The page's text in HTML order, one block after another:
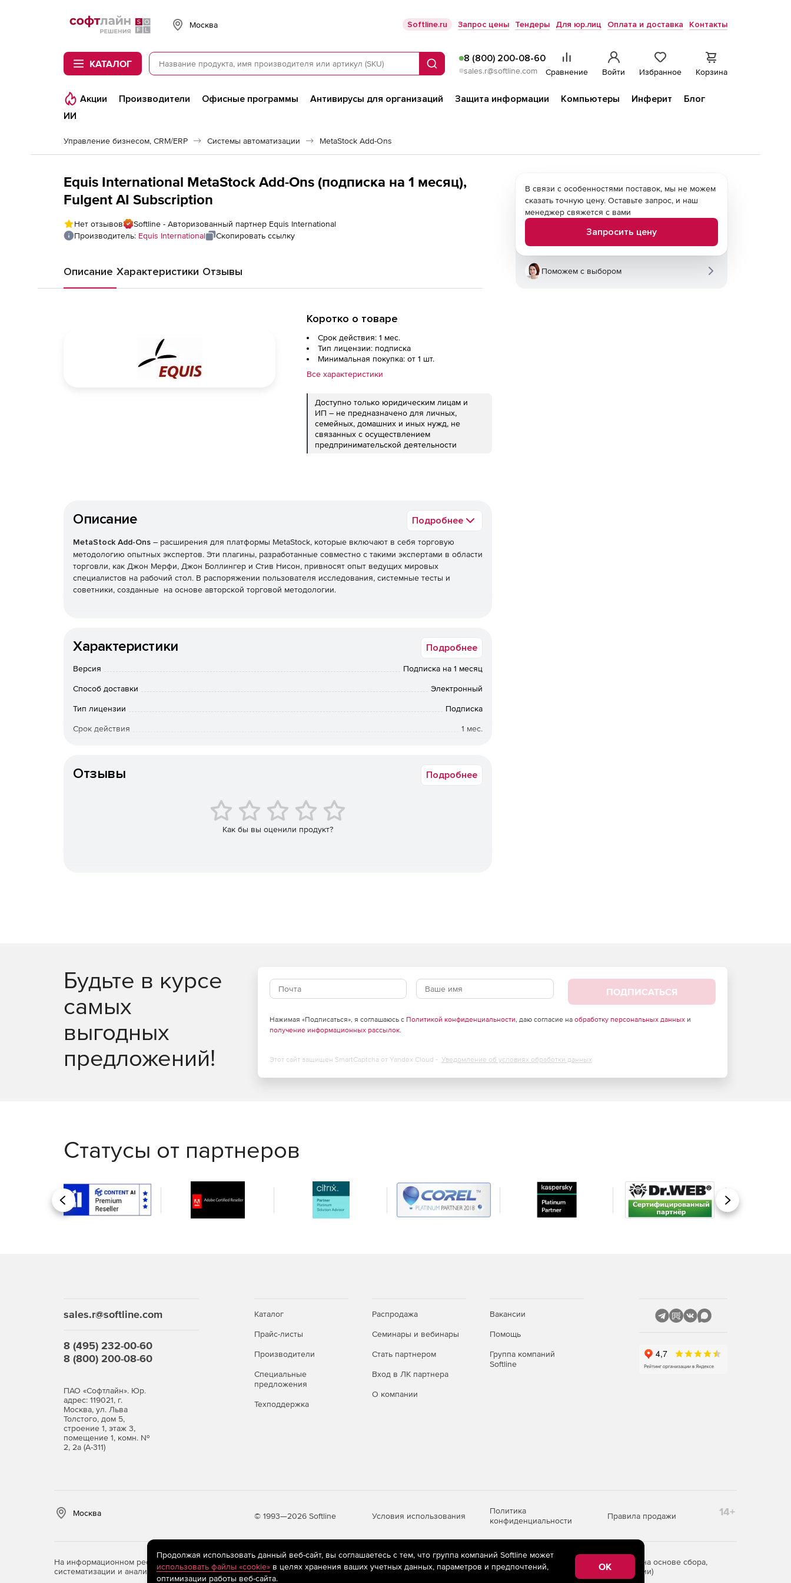
Softline
Москва Softline.ru Запрос цены Тендеры Для юр.лиц Оплата и доставка Контакты
КАТАЛОГ Поиск
8 (800) 200-08-60
sales.r@softline.com Сравнение Войти Избранное Корзина
Акции Производители Офисные программы Антивирусы для организаций Защита информации Компьютеры Инферит
Блог
ИИ
Управление бизнесом, CRM/ERP Системы автоматизации MetaStock Add-Ons
Equis International MetaStock Add-Ons (подписка на 1 месяц),
Fulgent AI Subscription
Нет отзывов
Softline - Авторизованный партнер Equis International
Производитель: Equis International Скопировать ссылку
Описание Характеристики Отзывы
Коротко о товаре
Срок действия: 1 мес.
Тип лицензии: подписка
Минимальная покупка: от 1 шт.
Все характеристики
Доступно только юридическим лицам и
ИП – не предназначено для личных,
семейных, домашних и иных нужд, не
связанных с осуществлением
предпринимательской деятельности
Описание Подробнее
MetaStock Add-Ons – расширения для платформы MetaStock, которые включают в себя торговую
методологию опытных экспертов. Эти плагины, разработанные совместно с такими экспертами в области
торговли, как Джон Мерфи, Джон Боллингер и Стив Нисон, привносят опыт ведущих мировых
специалистов на рабочий стол. В распоряжении пользователя исследования, системные тесты и
советники, созданные на основе авторской торговой методологии.
Характеристики Подробнее
Версия Подписка на 1 месяц
Способ доставки Электронный
Тип лицензии Подписка
Срок действия 1 мес.
Отзывы Подробнее
Как бы вы оценили продукт?
В связи с особенностями поставок, мы не можем
сказать точную цену. Оставьте запрос, и наш
менеджер свяжется с вами
Запросить цену
Поможем с выбором
Будьте в курсе
самых
выгодных
предложений!
ПОДПИСАТЬСЯ
Нажимая «Подписаться», я соглашаюсь с Политикой конфиденциальности, даю согласие на обработку персональных данныхи
получение информационных рассылок.
Этот сайт защищен SmartCaptcha от Yandex Cloud - Уведомление об условиях обработки данных
Статусы от партнеров
Назад Вперед
sales.r@softline.com
8 (495) 232-00-60
8 (800) 200-08-60
ПАО «Софтлайн». Юр.
адрес: 119021, г.
Москва, ул. Льва
Толстого, дом 5,
строение 1, этаж 3,
помещение 1, комн. №
2, 2а (А-311)
Каталог
Прайс-листы
Производители
Специальные
предложения
Техподдержка
Распродажа
Семинары и вебинары
Стать партнером
Вход в ЛК партнера
О компании
Вакансии
Помощь
Группа компаний
Softline
Москва © 1993—2026 Softline Условия использования
Политика
конфиденциальности
Правила продажи 14+
На информационном ресурсе store.softline.ru применяются рекомендательные технологии
(информационные технологии предоставления информации на основе сбора,
систематизации и анализа сведений, относящихся к предпочтениям пользователей сети «Интернет», находящихся на территории Российской Федерации)
Продолжая использовать данный веб-сайт, вы соглашаетесь с тем, что группа компаний Softline может
использовать файлы «cookie»в целях хранения ваших учетных данных, параметров и предпочтений,
оптимизации работы веб-сайта.
OK